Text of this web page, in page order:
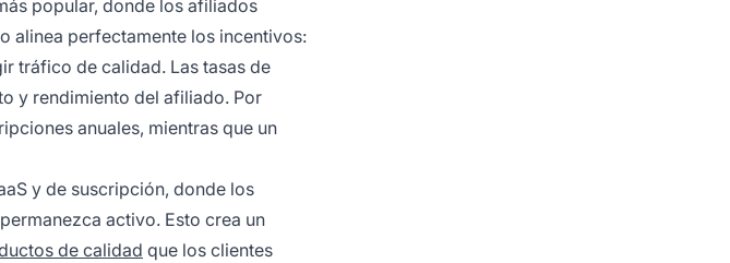
popular, donde los afiliados
alinea perfectamente los incentivos:
tráfico de calidad. Las tasas de
y rendimiento del afiliado. Por
anuales, mientras que un
y de suscripción, donde los
activo. Esto crea un
de calidad que los clientes